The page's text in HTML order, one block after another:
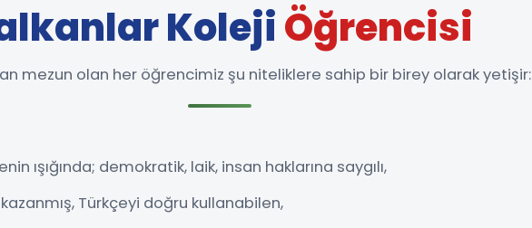
KolejiÖğrencisi
mezun olan her öğrencimiz şu niteliklere sahip bir birey olarak yetişir:
ışığında; demokratik, laik, insan haklarına saygılı,
kazanmış, Türkçeyi doğru kullanabilen,